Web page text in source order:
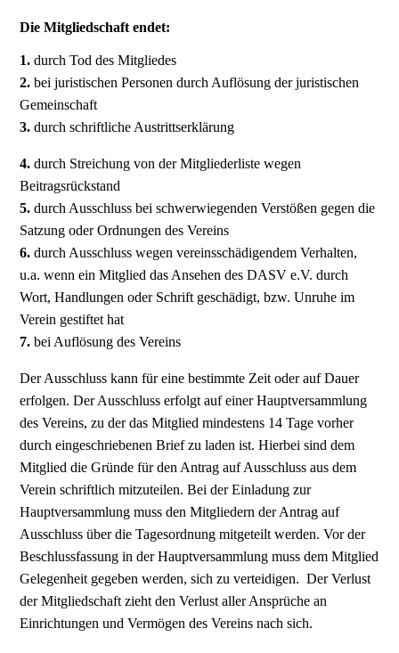
Die Mitgliedschaft endet:
1.durch Tod des Mitgliedes
2. bei juristischen Personen durch Auflösung der juristischen
Gemeinschaft
3. durch schriftliche Austrittserklärung
4.durch Streichung von der Mitgliederliste wegen
Beitragsrückstand
5. durch Ausschluss bei schwerwiegenden Verstößen gegen die
Satzung oder Ordnungen des Vereins
6. durch Ausschluss wegen vereinsschädigendem Verhalten,
u.a. wenn ein Mitglied das Ansehen des DASV e.V. durch
Wort, Handlungen oder Schrift geschädigt, bzw. Unruhe im
Verein gestiftet hat
7.bei Auflösung des Vereins
Der Ausschluss kann für eine bestimmte Zeit oder auf Dauer
erfolgen. Der Ausschluss erfolgt auf einer Hauptversammlung
des Vereins, zu der das Mitglied mindestens 14 Tage vorher
durch eingeschriebenen Brief zu laden ist. Hierbei sind dem
Mitglied die Gründe für den Antrag auf Ausschluss aus dem
Verein schriftlich mitzuteilen. Bei der Einladung zur
Hauptversammlung muss den Mitgliedern der Antrag auf
Ausschluss über die Tagesordnung mitgeteilt werden. Vor der
Beschlussfassung in der Hauptversammlung muss dem Mitglied
Gelegenheit gegeben werden, sich zu verteidigen. Der Verlust
der Mitgliedschaft zieht den Verlust aller Ansprüche an
Einrichtungen und Vermögen des Vereins nach sich.